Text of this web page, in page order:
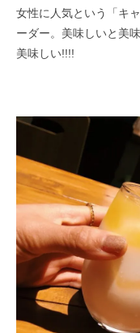
女性に人気という「キ
ーダー。美味しいと美
美味しい!!!!